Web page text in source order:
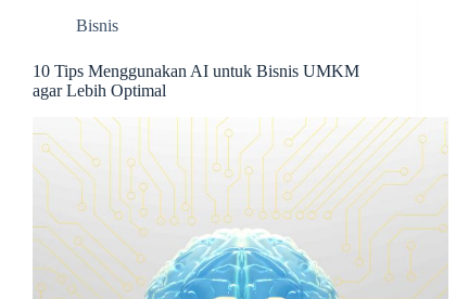
Bisnis
10 Tips Menggunakan AI untuk Bisnis UMKM
agar Lebih Optimal